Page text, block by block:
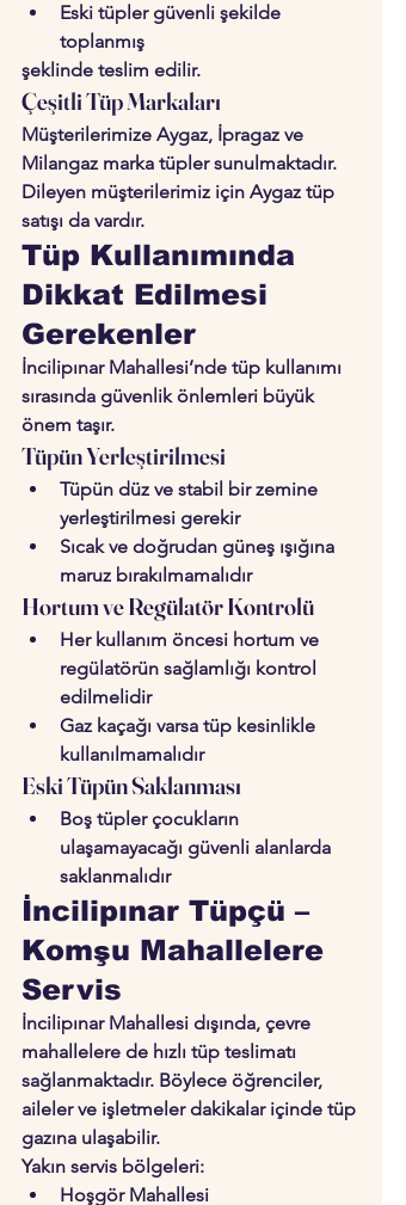
Eski tüpler güvenli şekilde
toplanmış
şeklinde teslim edilir.
Çeşitli Tüp Markaları
Müşterilerimize Aygaz, İpragaz ve
Milangaz marka tüpler sunulmaktadır.
Dileyen müşterilerimiz için Aygaz tüp
satışı da vardır.
Tüp Kullanımında
Dikkat Edilmesi
Gerekenler
İncilipınar Mahallesi’nde tüp kullanımı
sırasında güvenlik önlemleri büyük
önem taşır.
Tüpün Yerleştirilmesi
Tüpün düz ve stabil bir zemine
yerleştirilmesi gerekir
Sıcak ve doğrudan güneş ışığına
maruz bırakılmamalıdır
Hortum ve Regülatör Kontrolü
Her kullanım öncesi hortum ve
regülatörün sağlamlığı kontrol
edilmelidir
Gaz kaçağı varsa tüp kesinlikle
kullanılmamalıdır
Eski Tüpün Saklanması
Boş tüpler çocukların
ulaşamayacağı güvenli alanlarda
saklanmalıdır
İncilipınar Tüpçü –
Komşu Mahallelere
Servis
İncilipınar Mahallesi dışında, çevre
mahallelere de hızlı tüp teslimatı
sağlanmaktadır. Böylece öğrenciler,
aileler ve işletmeler dakikalar içinde tüp
gazına ulaşabilir.
Yakın servis bölgeleri:
Hoşgör Mahallesi